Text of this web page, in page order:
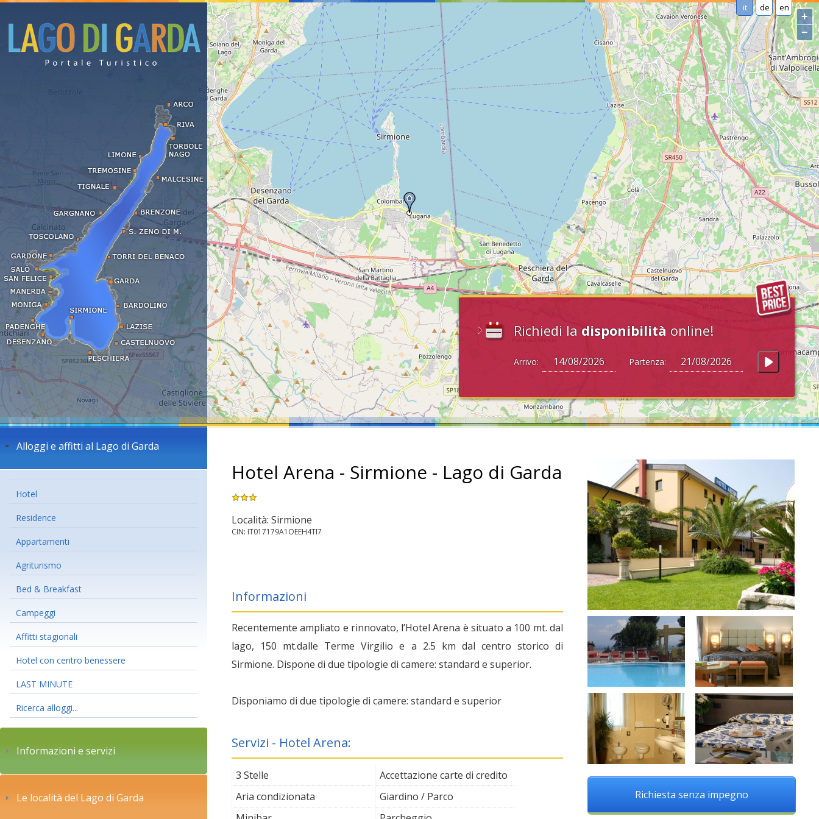
it de en
Richiedi la disponibilità online!
Arrivo: Partenza:
+
−
Alloggi e affitti al Lago di Garda
Hotel
Residence
Appartamenti
Agriturismo
Bed & Breakfast
Campeggi
Affitti stagionali
Hotel con centro benessere
LAST MINUTE
Ricerca alloggi...
Informazioni e servizi
Le località del Lago di Garda
Hotel Arena - Sirmione - Lago di Garda
Località: Sirmione
CIN: IT017179A1OEEH4TI7
Informazioni
Recentemente ampliato e rinnovato, l’Hotel Arena è situato a 100 mt. dal
lago, 150 mt.dalle Terme Virgilio e a 2.5 km dal centro storico di
Sirmione. Dispone di due tipologie di camere: standard e superior.
Disponiamo di due tipologie di camere: standard e superior
Servizi - Hotel Arena:
3 Stelle
Accettazione carte di credito
Aria condizionata
Giardino / Parco
Richiesta senza impegno